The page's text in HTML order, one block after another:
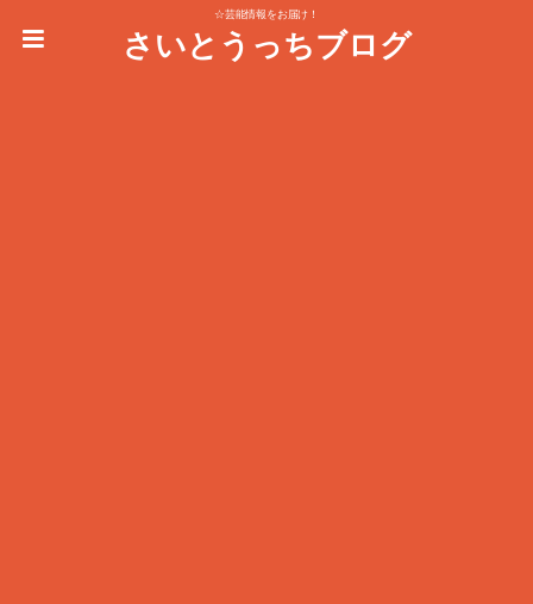
☆芸能情報をお届け！
さいとうっちブログ